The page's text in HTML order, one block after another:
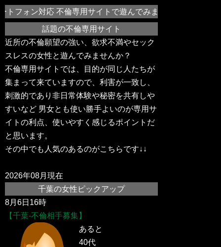
フォン対応 不倫専用サイトで遊んでみませんか？千葉や近
話題の不倫専用サイト
近所の不倫願望の強い、欲求不満やセック
スレスの女性と遊んでみませんか？
不倫専用サイトでは、目的が同じ人たちが
集まって来ていますので、利害が一致し、
刺激的であり非日常体験や秘密を共有しや
すいなど 男女とも使い勝手よいのが専用サ
イトの利点、使いやすく感じるポイントだ
と思います。
その中でも人気のあるのがこちらです↓↓
2026年08月現在
千葉の女性ピックアップ
8月6日16時
【千葉-不倫相手募集】
あると
40代